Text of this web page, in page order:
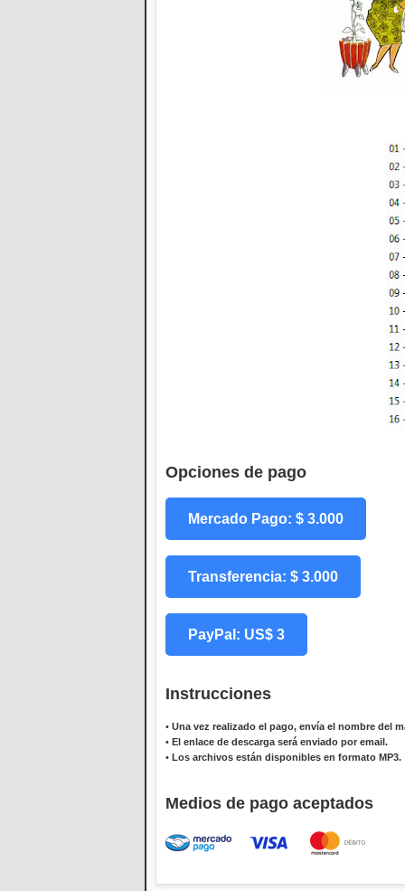
Opciones de pago
Mercado Pago: $ 3.000
Transferencia: $ 3.000
PayPal: US$ 3
Instrucciones
• Una vez realizado el pago, envía el nombre del
• El enlace de descarga será enviado por email.
• Los archivos están disponibles en formato MP3.
Medios de pago aceptados